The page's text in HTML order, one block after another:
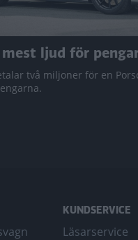
mest ljud för
två miljoner för en
KUNDSERVICE
Läsarservice